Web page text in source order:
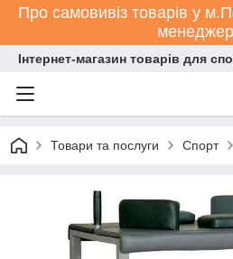
Про самовивіз товарів у
Інтернет-магазин товарів для
Товари та послуги Спорт